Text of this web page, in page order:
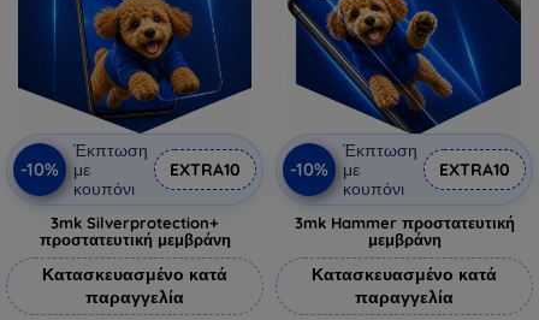
-10%
Έκπτωση
με
κουπόνι
EXTRA10
3mk Silverprotection+
προστατευτική μεμβράνη
Κατασκευασμένο κατά
παραγγελία
-10%
Έκπτωση
με
κουπόνι
EXTRA10
3mk Hammer προστατευτική
μεμβράνη
Κατασκευασμένο κατά
παραγγελία